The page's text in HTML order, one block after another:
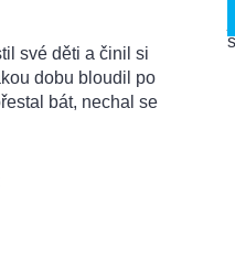
své děti a činil si
dobu bloudil po
bát, nechal se